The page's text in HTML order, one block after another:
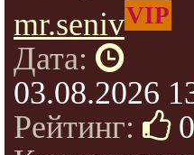
mr.senivVIP
Дата:
03.08.2026
Рейтинг:
0